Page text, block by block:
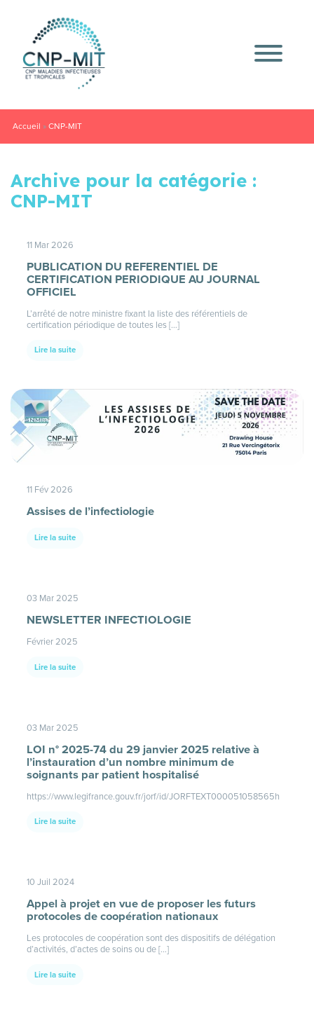
Accueil »CNP-MIT
Archive pour la catégorie :
CNP-MIT
11 Mar 2026
PUBLICATION DU REFERENTIEL DE
CERTIFICATION PERIODIQUE AU JOURNAL
OFFICIEL
L’arrêté de notre ministre fixant la liste des référentiels de
certification périodique de toutes les […]
Lire la suite
11 Fév 2026
Assises de l’infectiologie
Lire la suite
03 Mar 2025
NEWSLETTER INFECTIOLOGIE
Février 2025
Lire la suite
03 Mar 2025
LOI n° 2025-74 du 29 janvier 2025 relative à
l’instauration d’un nombre minimum de
soignants par patient hospitalisé
https://www.legifrance.gouv.fr/jorf/id/JORFTEXT000051058565h
Lire la suite
10 Juil 2024
Appel à projet en vue de proposer les futurs
protocoles de coopération nationaux
Les protocoles de coopération sont des dispositifs de délégation
d’activités, d’actes de soins ou de […]
Lire la suite